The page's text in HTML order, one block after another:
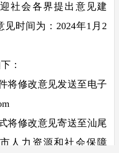
社会各界提出意见建
时间为：2024年1月2
：
修改意见发送至电子
修改意见寄送至汕尾
人力资源和社会保障